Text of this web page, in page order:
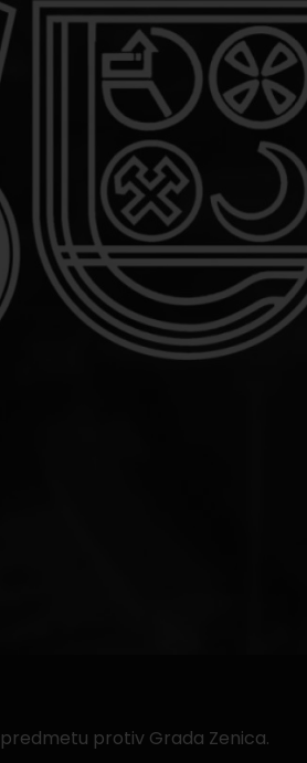
protiv Grada Zenica.